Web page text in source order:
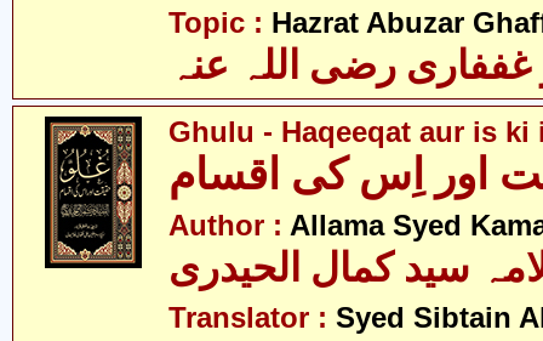
Topic : Hazrat Abuzar
رضی اللہ عنہ
Ghulu - Haqeeqat aur is ki
اور اِس کی اقسام
Author : Allama Syed
سید کمال الحیدری
Translator : Syed Sibtain